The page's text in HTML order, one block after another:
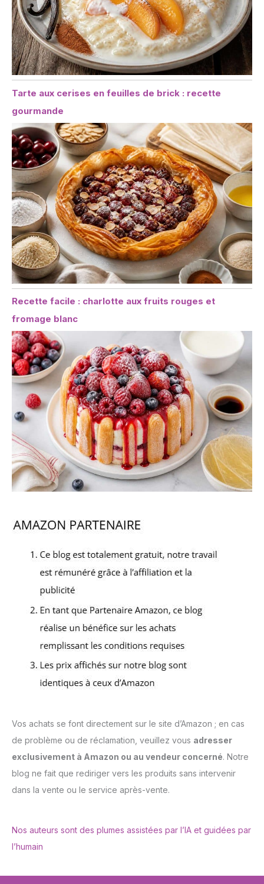
Tarte aux cerises en feuilles de brick : recette
gourmande
Recette facile : charlotte aux fruits rouges et
fromage blanc
Vos achats se font directement sur le site d’Amazon ; en cas
de problème ou de réclamation, veuillez vous adresser
exclusivement à Amazon ou au vendeur concerné. Notre
blog ne fait que rediriger vers les produits sans intervenir
dans la vente ou le service après-vente.
Nos auteurs sont des plumes assistées par l’IA et guidées par
l’humain